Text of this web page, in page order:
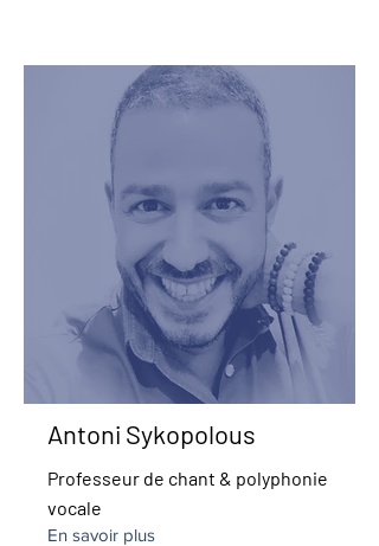
Antoni Sykopolous
Professeur de chant & polyphonie
vocale
En savoir plus